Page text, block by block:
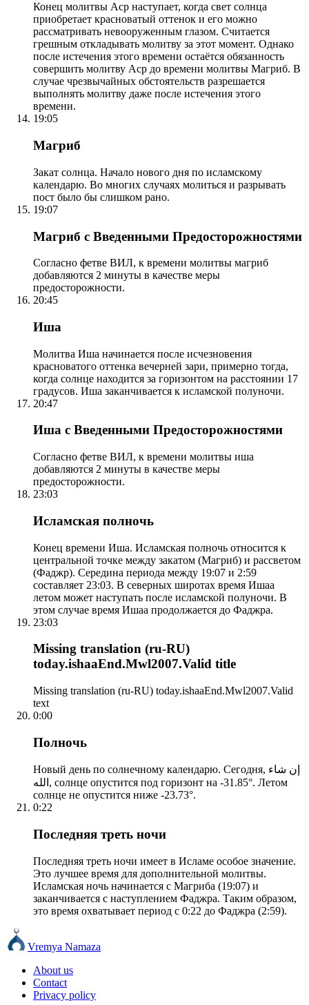
Конец молитвы Аср наступает, когда свет солнца
приобретает красноватый оттенок и его можно
рассматривать невооруженным глазом. Считается
грешным откладывать молитву за этот момент. Однако
после истечения этого времени остаётся обязанность
совершить молитву Аср до времени молитвы Магриб. В
случае чрезвычайных обстоятельств разрешается
выполнять молитву даже после истечения этого
времени.
19:05
Магриб
Закат солнца. Начало нового дня по исламскому
календарю. Во многих случаях молиться и разрывать
пост было бы слишком рано.
19:07
Магриб с Введенными Предосторожностями
Согласно фетве ВИЛ, к времени молитвы магриб
добавляются 2 минуты в качестве меры
предосторожности.
20:45
Иша
Молитва Иша начинается после исчезновения
красноватого оттенка вечерней зари, примерно тогда,
когда солнце находится за горизонтом на расстоянии 17
градусов. Иша заканчивается к исламской полуночи.
20:47
Иша с Введенными Предосторожностями
Согласно фетве ВИЛ, к времени молитвы иша
добавляются 2 минуты в качестве меры
предосторожности.
23:03
Исламская полночь
Конец времени Иша. Исламская полночь относится к
центральной точке между закатом (Магриб) и рассветом
(Фаджр). Середина периода между 19:07 и 2:59
составляет 23:03. В северных широтах время Ишаа
летом может наступать после исламской полуночи. В
этом случае время Ишаа продолжается до Фаджра.
23:03
Missing translation (ru-RU)
today.ishaaEnd.Mwl2007.Valid title
Missing translation (ru-RU) today.ishaaEnd.Mwl2007.Valid
text
0:00
Полночь
Новый день по солнечному календарю. Сегодня, إن شاء
الله, солнце опустится под горизонт на -31.85°. Летом
солнце не опустится ниже -23.73°.
0:22
Последняя треть ночи
Последняя треть ночи имеет в Исламе особое значение.
Это лучшее время для дополнительной молитвы.
Исламская ночь начинается с Магриба (19:07) и
заканчивается с наступлением Фаджра. Таким образом,
это время охватывает период с 0:22 до Фаджра (2:59).
Vremya Namaza
About us
Contact
Privacy policy